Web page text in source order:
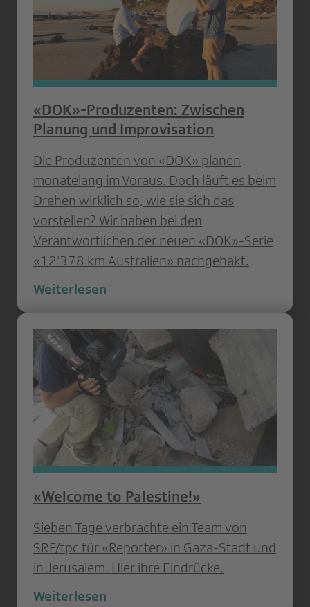
«DOK»-Produzenten: Zwischen
Planung und Improvisation
Die Produzenten von «DOK» planen
monatelang im Voraus. Doch läuft es beim
Drehen wirklich so, wie sie sich das
vorstellen? Wir haben bei den
Verantwortlichen der neuen «DOK»-Serie
«12‘378 km Australien» nachgehakt.
Weiterlesen
«Welcome to Palestine!»
Sieben Tage verbrachte ein Team von
SRF/tpc für «Reporter» in Gaza-Stadt und
in Jerusalem. Hier ihre Eindrücke.
Weiterlesen